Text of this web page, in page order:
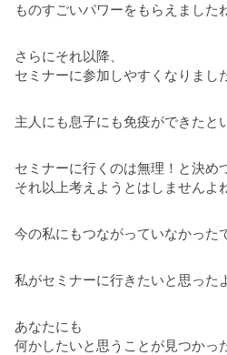
ものすごいパワーをもらえました
さらにそれ以降、
セミナーに参加しやすくなりまし
主人にも息子にも免疫ができたと
セミナーに行くのは無理！と決め
それ以上考えようとはしませんよ
今の私にもつながっていなかった
私がセミナーに行きたいと思った
あなたにも
何かしたいと思うことが見つかっ